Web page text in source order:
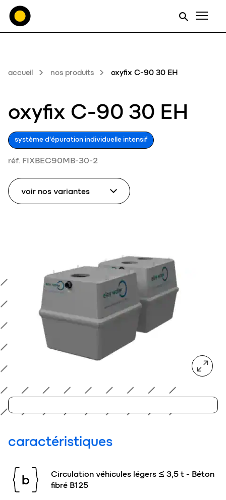
accueil nos produits oxyfix C-90 30 EH
oxyfix C-90 30 EH
système d'épuration individuelle intensif
réf. FIXBEC90MB-30-2
caractéristiques
b
Circulation véhicules légers ≤ 3,5 t - Béton
fibré B125